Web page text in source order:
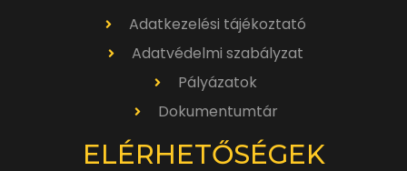
Adatkezelési tájékoztató
Adatvédelmi szabályzat
Pályázatok
Dokumentumtár
ELÉRHETŐSÉGEK